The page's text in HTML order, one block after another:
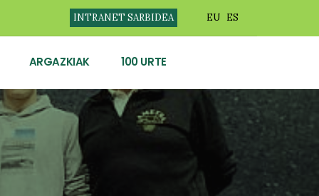
INTRANET SARBIDEA EU ES
ARGAZKIAK 100 URTE